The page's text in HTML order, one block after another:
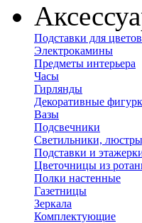
Подставки для
Электрокамины
Предметы интерьера
Часы
Гирлянды
Декоративные
Вазы
Подсвечники
Светильники,
Подставки и
Цветочницы из
Полки настенные
Газетницы
Зеркала
Комплектующие